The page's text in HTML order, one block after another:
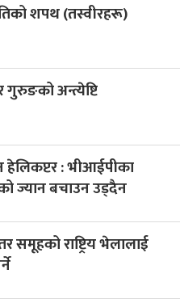
शपथ (तस्वीरहरू)
गुरुङको अन्त्येष्टि
: भीआईपीका
ज्यान बचाउन उड्दैन
समूहको राष्ट्रिय भेलालाई